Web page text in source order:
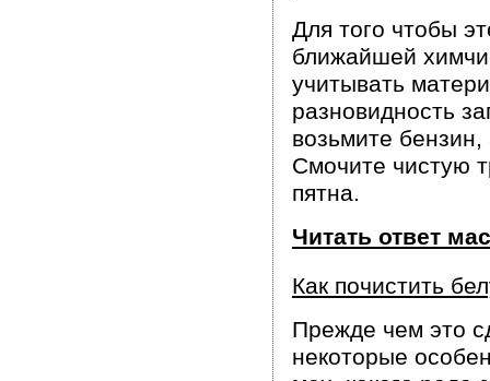
Для того чтобы
ближайшей
учитывать
разновидность
возьмите
Смочите чистую
пятна.
Читать ответ
Как почистить
Прежде чем это
некоторые